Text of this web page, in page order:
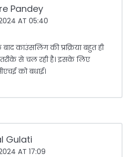
Pandey
AT 05:40
बाद काउंसलिंग की प्रक्रिया बहुत ही
से चल रही है। इसके लिए
को बधाई।
Gulati
AT 17:09